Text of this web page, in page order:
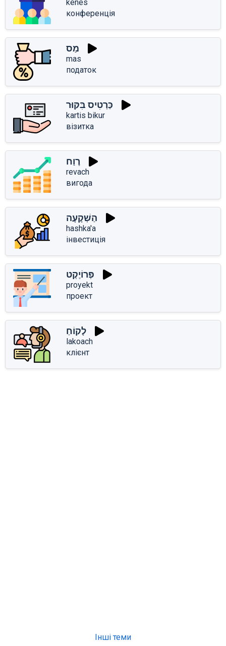
kenes
конференція
מַס
mas
податок
כַּרְטִיס בִּקּוּר
kartis bikur
візитка
רֶוַח
revach
вигода
הַשְׁקָעָה
hashka'a
інвестиція
פְּרוֹיֶקְט
proyekt
проект
לָקוֹחַ
lakoach
клієнт
Інші теми